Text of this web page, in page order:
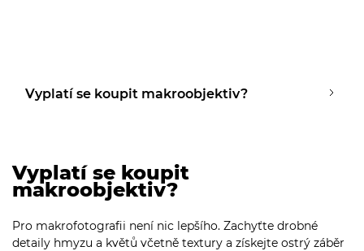
Vyplatí se koupit makroobjektiv?
Vyplatí se koupit
makroobjektiv?
Pro makrofotografii není nic lepšího. Zachyťte drobné
detaily hmyzu a květů včetně textury a získejte ostrý záběr